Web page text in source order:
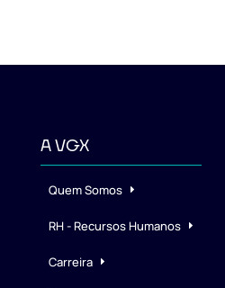
A VGX
Quem Somos
RH - Recursos Humanos
Carreira